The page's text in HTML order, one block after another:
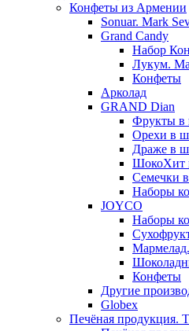
Конфеты из Армении
Sonuar. Mark
Grand Candy
Набор
Лукум.
Конфеты
Арколад
GRAND Dian
Фрукты в
Орехи в
Драже в
ШокоХит
Семечки
Наборы
JOYCO
Наборы
Конфеты
Другие
Globex
Печёная продукция.